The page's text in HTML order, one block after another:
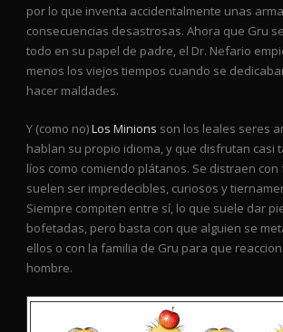
por lo que inventa accidentalmente unas
consecuencias desastrosas. Ahora que Gru
todo en su papel de padre, el Dr. Nefario
menos los viejos tiempos cuando se
hacer maldades.
Y (como no)Los Minions son los leales seres
hablan su propio idioma, y que disfrutan casi
líos como comiendo plátanos. Se distraen con
suelen ser impredecibles, curiosos y
Siempre compiten entre sí, lo que suele dar
bofetadas, pero basta con que alguien se
ellos o con la familia de Gru para que
hombre.